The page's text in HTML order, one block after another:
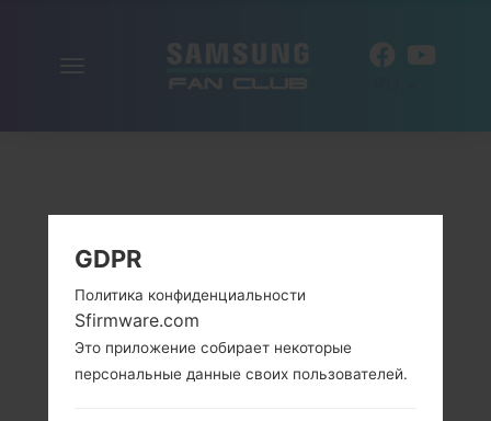
GDPR
Политика конфиденциальности
Sfirmware.com
Это приложение собирает некоторые
персональные данные своих пользователей.